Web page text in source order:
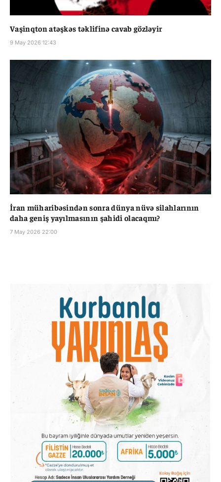
Vaşinqton atəşkəs təklifinə cavab gözləyir
9 May 2026 12:43
İran müharibəsindən sonra dünya nüvə silahlarının
daha geniş yayılmasının şahidi olacaqmı?
7 May 2026 22:00